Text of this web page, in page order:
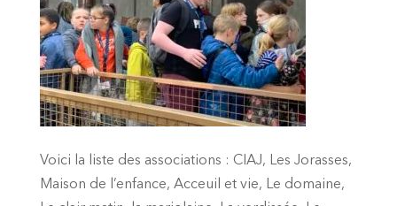
Voici la liste des associations : CIAJ, Les Jorasses,
Maison de l’enfance, Acceuil et vie, Le domaine,